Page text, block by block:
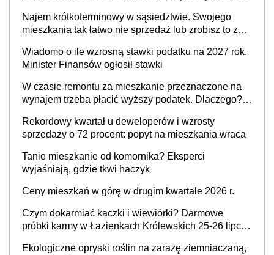
Najem krótkoterminowy w sąsiedztwie. Swojego
mieszkania tak łatwo nie sprzedaż lub zrobisz to ze
Wiadomo o ile wzrosną stawki podatku na 2027 rok.
Minister Finansów ogłosił stawki
W czasie remontu za mieszkanie przeznaczone na
wynajem trzeba płacić wyższy podatek. Dlaczego?
Rekordowy kwartał u deweloperów i wzrosty
sprzedaży o 72 procent: popyt na mieszkania wraca
Tanie mieszkanie od komornika? Eksperci
wyjaśniają, gdzie tkwi haczyk
Ceny mieszkań w górę w drugim kwartale 2026 r.
Czym dokarmiać kaczki i wiewiórki? Darmowe
próbki karmy w Łazienkach Królewskich 25-26 lipca
Ekologiczne opryski roślin na zarazę ziemniaczaną,